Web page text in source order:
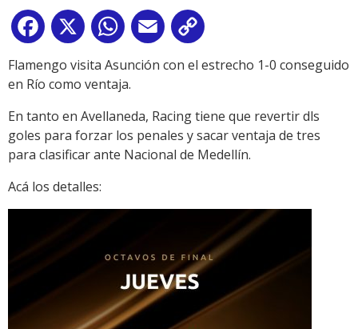
Facebook
X WhatsApp
Email
Link
Flamengo visita Asunción con el estrecho 1-0 conseguido
en Río como ventaja.
En tanto en Avellaneda, Racing tiene que revertir dls
goles para forzar los penales y sacar ventaja de tres
para clasificar ante Nacional de Medellín.
Acá los detalles: